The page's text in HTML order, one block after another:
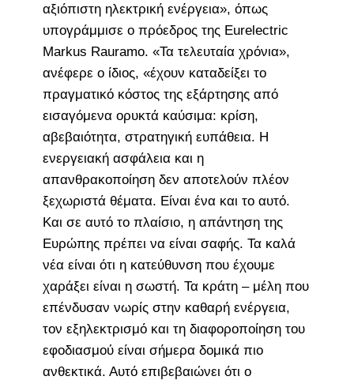
αξιόπιστη ηλεκτρική ενέργεια», όπως
υπογράμμισε ο πρόεδρος της Eurelectric
Markus Rauramo. «Τα τελευταία χρόνια»,
ανέφερε ο ίδιος, «έχουν καταδείξει το
πραγματικό κόστος της εξάρτησης από
εισαγόμενα ορυκτά καύσιμα: κρίση,
αβεβαιότητα, στρατηγική ευπάθεια. Η
ενεργειακή ασφάλεια και η
απανθρακοποίηση δεν αποτελούν πλέον
ξεχωριστά θέματα. Είναι ένα και το αυτό.
Και σε αυτό το πλαίσιο, η απάντηση της
Ευρώπης πρέπει να είναι σαφής. Τα καλά
νέα είναι ότι η κατεύθυνση που έχουμε
χαράξει είναι η σωστή. Τα κράτη – μέλη που
επένδυσαν νωρίς στην καθαρή ενέργεια,
τον εξηλεκτρισμό και τη διαφοροποίηση του
εφοδιασμού είναι σήμερα δομικά πιο
ανθεκτικά. Αυτό επιβεβαιώνει ότι ο